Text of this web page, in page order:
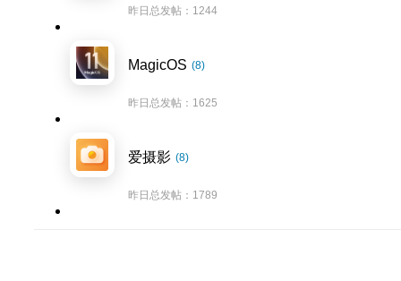
昨日总发帖：1244
MagicOS (8)
昨日总发帖：1625
爱摄影 (8)
昨日总发帖：1789